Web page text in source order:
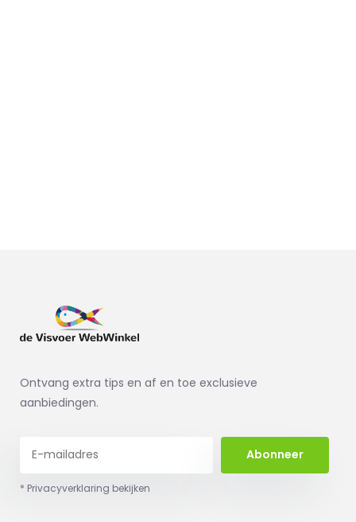
Ontvang extra tips en af en toe exclusieve
aanbiedingen.
Abonneer
* Privacyverklaring bekijken